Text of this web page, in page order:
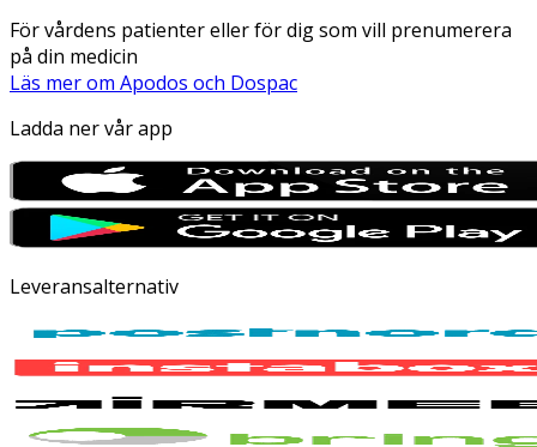
För vårdens patienter eller för dig som vill prenumerera
på din medicin
Läs mer om Apodos och Dospac
Ladda ner vår app
Leveransalternativ